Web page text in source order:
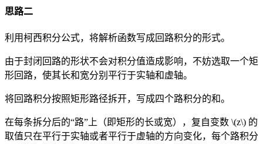
思路二
利用柯西积分公式，将解析函数写成回路积分的形式。
由于封闭回路的形状不会对积分值造成影响，不妨选取一个矩
形回路，使其长和宽分别平行于实轴和虚轴。
将回路积分按照矩形路径拆开，写成四个路积分的和。
在每条拆分后的“路”上（即矩形的长或宽），复自变数 \(z\) 的
取值只在平行于实轴或者平行于虚轴的方向变化，每个路积分